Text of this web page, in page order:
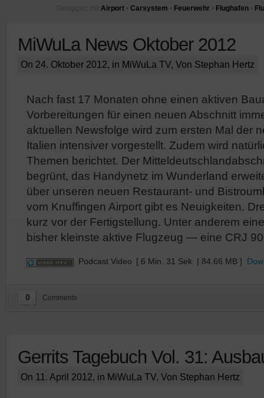
Airport Carsystem Feuerwehr Flughafen
MiWuLa News Oktober 2012
On 24. Oktober 2012, in MiWuLa TV, Von Stephan Hertz
Nach fast 17 Monaten ohne einen aktiven
Vorbereitungen für einen neuen Abschnitt
aktuellen Newsfolge wird zum ersten Mal der
Italien intensiver vorgestellt. Zudem wird
Themen berichtet. Der
begrünt, das Handynetz im Wunderland
über unseren neuen Restaurant- und
vom Knuffingen Airport gibt es Neuigkeiten.
kurz vor der Fertigstellung. Unter anderem
bisher kleinste aktive Flugzeug — eine CRJ
Podcast Video [ 6 Min. 31 Sek. | 84.66 MB ]
0 Comments
Gerrits Tagebuch Vol. 31:
On 11. April 2012, in MiWuLa TV, Von Stephan Hertz